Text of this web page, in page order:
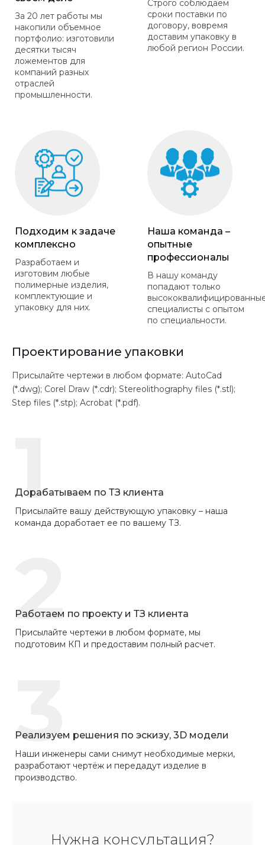
За 20 лет работы мы
накопили объемное
портфолио: изготовили
десятки тысяч
ложементов для
компаний разных
отраслей
промышленности.
Строго соблюдаем
сроки поставки по
договору, вовремя
доставим упаковку в
любой регион России.
Подходим к задаче
комплексно
Разработаем и
изготовим любые
полимерные изделия,
комплектующие и
упаковку для них.
Наша команда –
опытные
профессионалы
В нашу команду
попадают только
специалисты с опытом
по специальности.
Проектирование упаковки
Присылайте чертежи в любом формате: AutoCad
(*.dwg); Corel Draw (*.cdr); Stereolithography files (*.stl);
Step files (*.stp); Acrobat (*.pdf).
1
Дорабатываем по ТЗ клиента
Присылайте вашу действующую упаковку – наша
команда доработает ее по вашему ТЗ.
2
Работаем по проекту и ТЗ клиента
Присылайте чертежи в любом формате, мы
подготовим КП и предоставим полный расчет.
3
Реализуем решения по эскизу, 3D модели
Наши инженеры сами снимут необходимые мерки,
разработают чертёж и передадут изделие в
производство.
Нужна консультация?